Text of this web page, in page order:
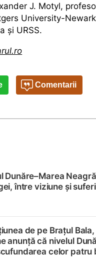
J. Motyl,
University-
și URSS.
Comentarii
Dunăre–Marea
între viziune și
de pe Brațul
anunță că nivelul
celor patru